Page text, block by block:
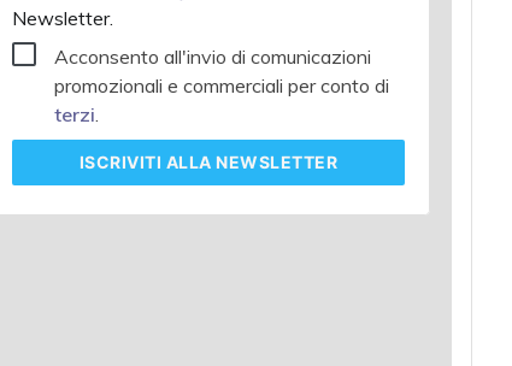
Newsletter.
Acconsento all'invio di comunicazioni
promozionali e commerciali per conto di
terzi.
ISCRIVITI ALLA NEWSLETTER